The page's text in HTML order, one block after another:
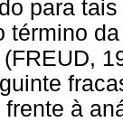
para
término
à